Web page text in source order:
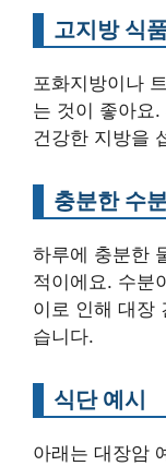
고지방 식
포화지방이나
는 것이 좋아요
건강한 지방을
충분한 수
하루에 충분한
적이에요. 수분
이로 인해 대장
습니다.
식단 예시
아래는 대장암